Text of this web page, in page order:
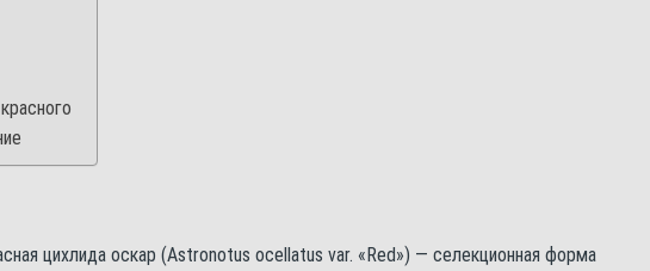
цихлида оскар (Astronotus ocellatus var. «Red») — селекционная форма